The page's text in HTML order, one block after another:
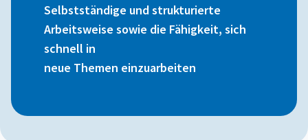
Selbstständige und strukturierte
Arbeitsweise sowie die Fähigkeit, sich
schnell in
neue Themen einzuarbeiten